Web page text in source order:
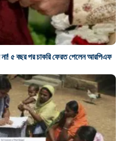
না! ৫ বছর পর চাকরি ফেরত পেলেন আরপিএফ